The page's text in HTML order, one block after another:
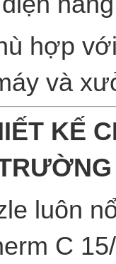
hợp
và
KẾ
luôn
C